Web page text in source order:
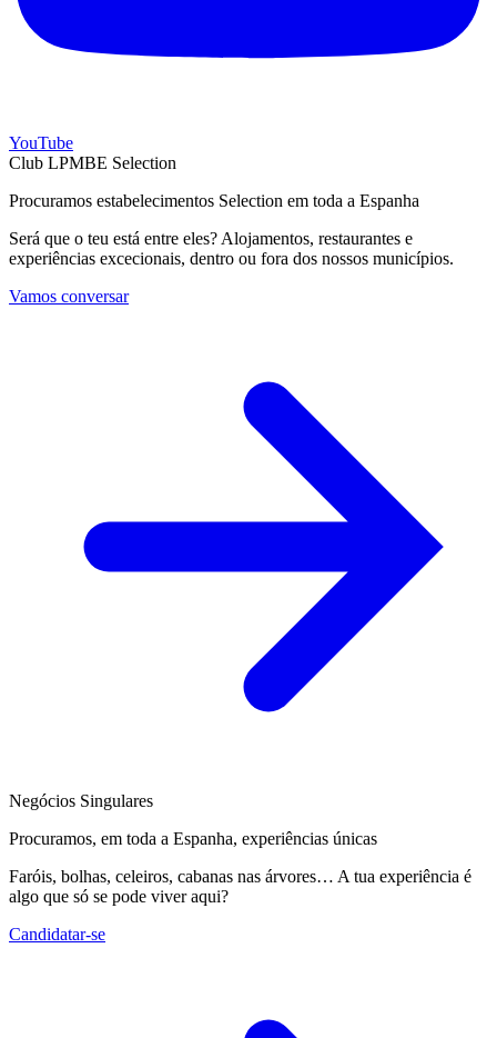
YouTube
Club LPMBE Selection
Procuramos estabelecimentos Selection em toda a Espanha
Será que o teu está entre eles? Alojamentos, restaurantes e
experiências excecionais, dentro ou fora dos nossos municípios.
Vamos conversar
Negócios Singulares
Procuramos, em toda a Espanha, experiências únicas
Faróis, bolhas, celeiros, cabanas nas árvores… A tua experiência é
algo que só se pode viver aqui?
Candidatar-se